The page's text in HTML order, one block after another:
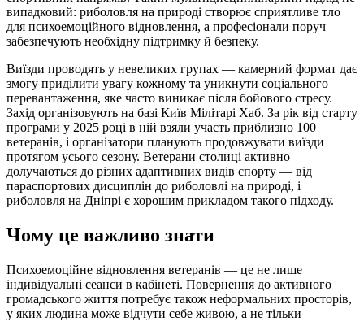
випадковий: риболовля на природі створює сприятливе тло
для психоемоційного відновлення, а професіонали поруч
забезпечують необхідну підтримку й безпеку.
Виїзди проводять у невеликих групах — камерний формат дає
змогу приділити увагу кожному та уникнути соціального
перевантаження, яке часто виникає після бойового стресу.
Захід організовують на базі Київ Мілітарі Хаб. За рік від старту
програми у 2025 році в ній взяли участь приблизно 100
ветеранів, і організатори планують продовжувати виїзди
протягом усього сезону. Ветерани столиці активно
долучаються до різних адаптивних видів спорту — від
параспортових дисциплін до риболовлі на природі, і
риболовля на Дніпрі є хорошим прикладом такого підходу.
Чому це важливо знати
Психоемоційне відновлення ветеранів — це не лише
індивідуальні сеанси в кабінеті. Повернення до активного
громадського життя потребує також неформальних просторів,
у яких людина може відчути себе живою, а не тільки